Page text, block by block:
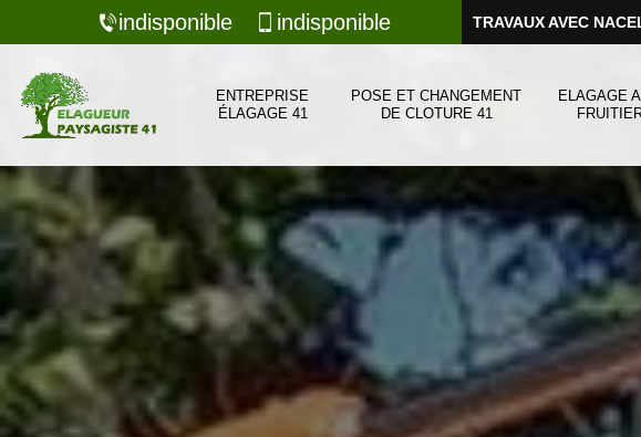
indisponible indisponible TRAVAUX AVEC
ENTREPRISE
ÉLAGAGE 41
POSE ET CHANGEMENT
DE CLOTURE 41
ELAGAGE